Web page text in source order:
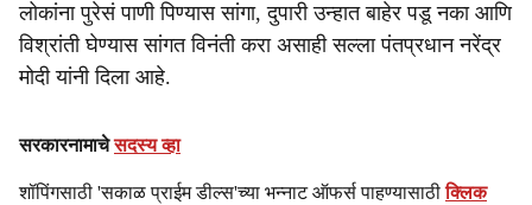
लोकांना पुरेसं पाणी पिण्यास सांगा, दुपारी उन्हात बाहेर पडू नका आणि
विश्रांती घेण्यास सांगत विनंती करा असाही सल्ला पंतप्रधान नरेंद्र
मोदी यांनी दिला आहे.
सरकारनामाचेसदस्य व्हा
शॉपिंगसाठी 'सकाळ प्राईम डील्स'च्या भन्नाट ऑफर्स पाहण्यासाठीक्लिक